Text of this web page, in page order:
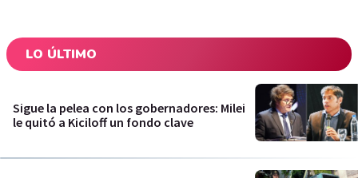
LO ÚLTIMO
Sigue la pelea con los gobernadores: Milei
le quitó a Kiciloff un fondo clave